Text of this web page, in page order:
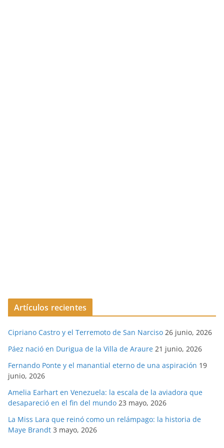
Artículos recientes
Cipriano Castro y el Terremoto de San Narciso 26 junio, 2026
Páez nació en Durigua de la Villa de Araure 21 junio, 2026
Fernando Ponte y el manantial eterno de una aspiración 19
junio, 2026
Amelia Earhart en Venezuela: la escala de la aviadora que
desapareció en el fin del mundo 23 mayo, 2026
La Miss Lara que reinó como un relámpago: la historia de
Maye Brandt 3 mayo, 2026